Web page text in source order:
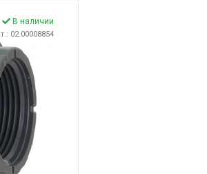
В наличии
02.00008854